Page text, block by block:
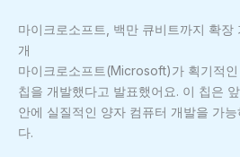
마이크로소프트, 백만 큐비트까지 확장
개
마이크로소프트(Microsoft)가 획기적
칩을 개발했다고 발표했어요. 이 칩은
안에 실질적인 양자 컴퓨터 개발을 가
다.